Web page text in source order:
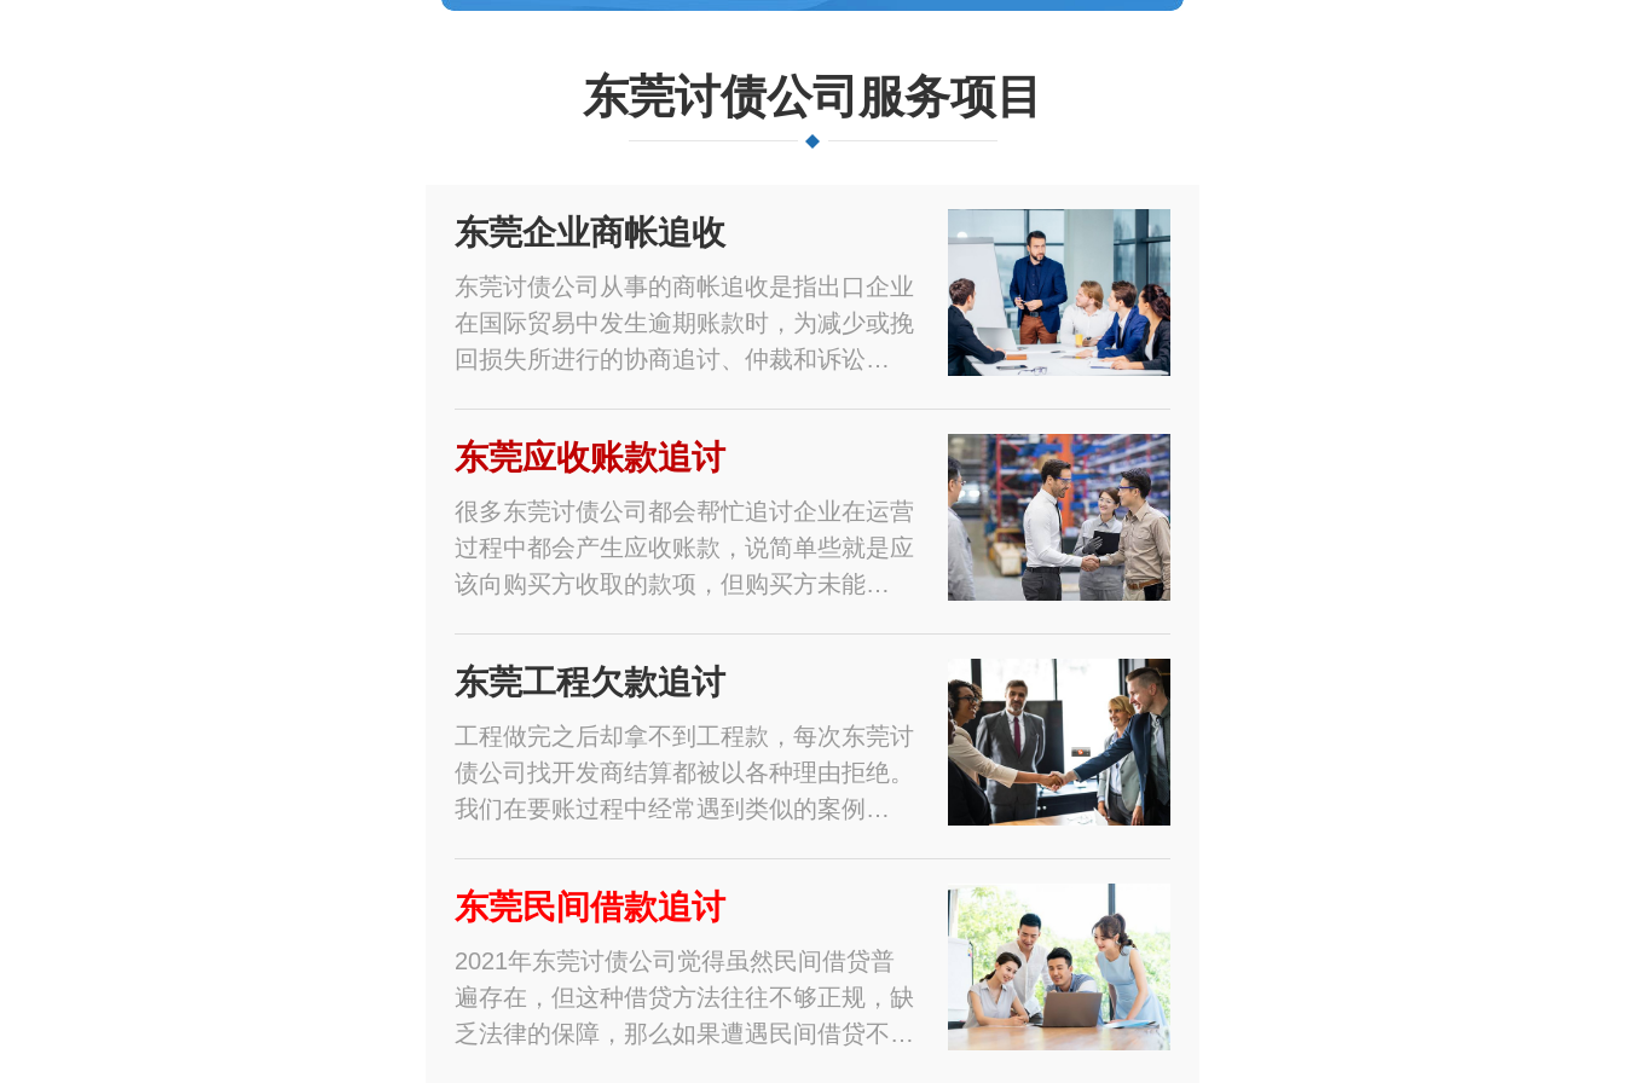
东莞讨债公司服务项目
东莞企业商帐追收
东莞讨债公司从事的商帐追收是指出口企业
在国际贸易中发生逾期账款时，为减少或挽
回损失所进行的协商追讨、仲裁和诉讼…
东莞应收账款追讨
很多东莞讨债公司都会帮忙追讨企业在运营
过程中都会产生应收账款，说简单些就是应
该向购买方收取的款项，但购买方未能…
东莞工程欠款追讨
工程做完之后却拿不到工程款，每次东莞讨
债公司找开发商结算都被以各种理由拒绝。
我们在要账过程中经常遇到类似的案例…
东莞民间借款追讨
2021年东莞讨债公司觉得虽然民间借贷普
遍存在，但这种借贷方法往往不够正规，缺
乏法律的保障，那么如果遭遇民间借贷不…